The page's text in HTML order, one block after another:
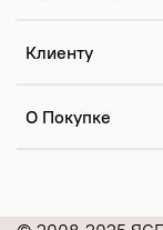
Клиенту
О Покупке